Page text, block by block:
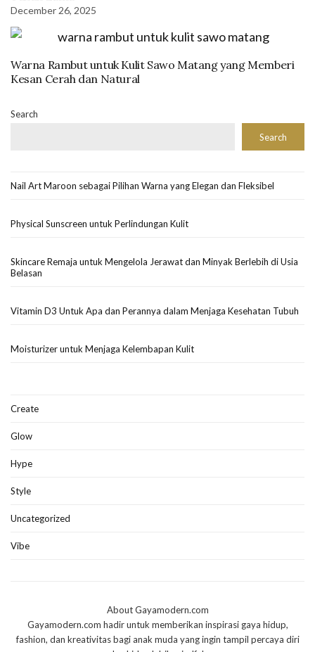
December 26, 2025
Warna Rambut untuk Kulit Sawo Matang yang Memberi
Kesan Cerah dan Natural
Search
Search
Nail Art Maroon sebagai Pilihan Warna yang Elegan dan Fleksibel
Physical Sunscreen untuk Perlindungan Kulit
Skincare Remaja untuk Mengelola Jerawat dan Minyak Berlebih di Usia
Belasan
Vitamin D3 Untuk Apa dan Perannya dalam Menjaga Kesehatan Tubuh
Moisturizer untuk Menjaga Kelembapan Kulit
Create
Glow
Hype
Style
Uncategorized
Vibe
About Gayamodern.com
Gayamodern.com hadir untuk memberikan inspirasi gaya hidup,
fashion, dan kreativitas bagi anak muda yang ingin tampil percaya diri